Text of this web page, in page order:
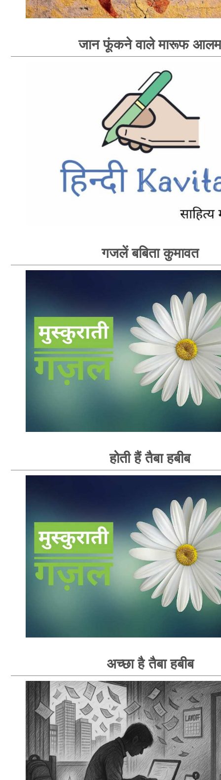
जान फूंकने वाले मारूफ आलम
गजलें बबिता कुमावत
होती हैं तैबा हबीब
अच्छा है तैबा हबीब